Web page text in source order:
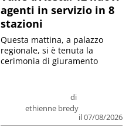
agenti in servizio in 8
stazioni
di
ethienne bredy
il 07/08/2026
Questa mattina, a palazzo
regionale, si è tenuta la
cerimonia di giuramento